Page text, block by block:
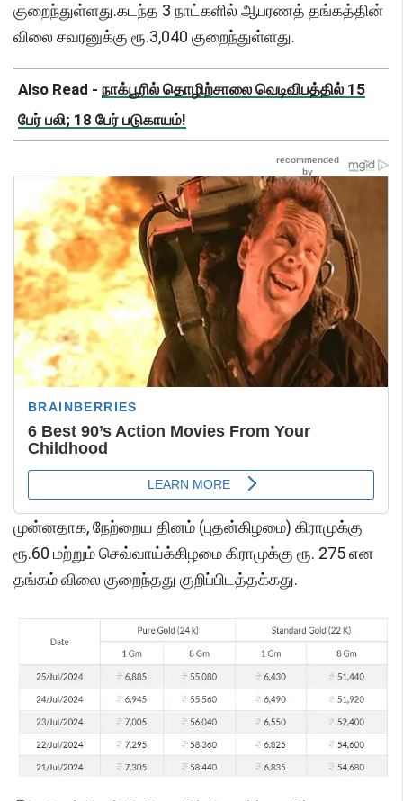
குறைந்துள்ளது.கடந்த 3 நாட்களில் ஆபரணத் தங்கத்தின்
விலை சவரனுக்கு ரூ.3,040 குறைந்துள்ளது.
Also Read - நாக்பூரில் தொழிற்சாலை வெடிவிபத்தில் 15
பேர் பலி; 18 பேர் படுகாயம்!
முன்னதாக, நேற்றைய தினம் (புதன்கிழமை) கிராமுக்கு
ரூ.60 மற்றும் செவ்வாய்க்கிழமை கிராமுக்கு ரூ. 275 என
தங்கம் விலை குறைந்தது குறிப்பிடத்தக்கது.